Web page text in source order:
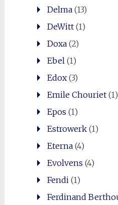
Delma(13)
DeWitt(1)
Doxa(2)
Ebel(1)
Edox(3)
Emile Chouriet(1)
Epos (1)
Estrowerk(1)
Eterna(4)
Evolvens (4)
Fendi(1)
Ferdinand